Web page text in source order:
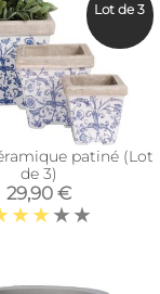
patiné (Lot
de 3)
29,90 €
Lot de 3